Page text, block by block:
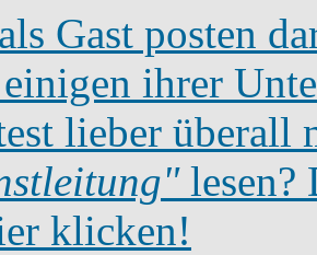
Gast posten
ihrer
lieber überall
lesen?
klicken!